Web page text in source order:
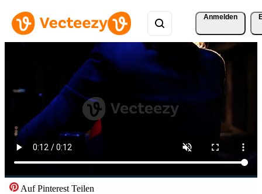
Anmelden
Auf Pinterest Teilen